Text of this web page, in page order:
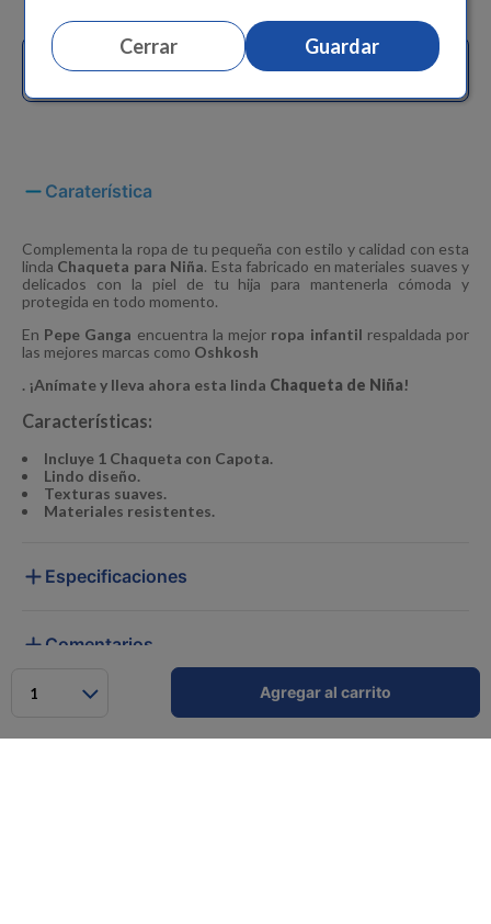
Cerrar Guardar
Compra con en2cuotas de
1 Agregar al carrito
Caraterística
Complementa la ropa de tu pequeña con estilo y calidad con esta
linda Chaqueta para Niña. Esta fabricado en materiales suaves y
delicados con la piel de tu hija para mantenerla cómoda y
protegida en todo momento.
En Pepe Ganga encuentra la mejor ropa infantil respaldada por
las mejores marcas como Oshkosh
. ¡Anímate y lleva ahora esta linda Chaqueta de Niña!
Características:
Incluye 1 Chaqueta con Capota.
Lindo diseño.
Texturas suaves.
Materiales resistentes.
Especificaciones
Comentarios